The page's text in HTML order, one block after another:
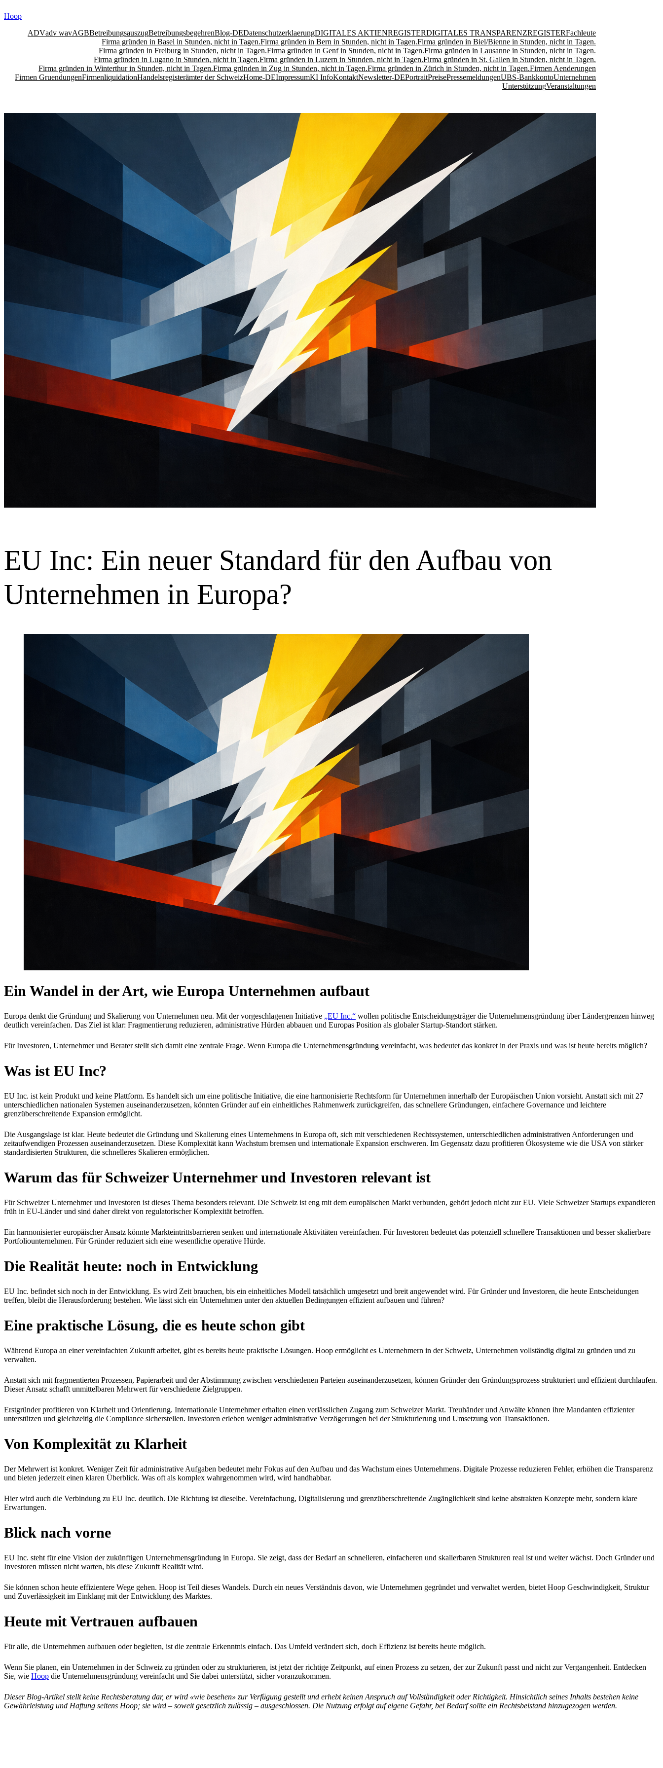
to
Hoop
ADVadv wavAGBBetreibungsauszugBetreibungsbegehrenBlog-DEDatenschutzerklaerungDIGITALES AKTIENREGISTERDIGITALES TRANSPARENZREGISTERFachleute
Firma gründen in Basel in Stunden, nicht in Tagen.Firma gründen in Bern in Stunden, nicht in Tagen.Firma gründen in Biel/Bienne in Stunden, nicht in Tagen.
Firma gründen in Freiburg in Stunden, nicht in Tagen.Firma gründen in Genf in Stunden, nicht in Tagen.Firma gründen in Lausanne in Stunden, nicht in Tagen.
Firma gründen in Lugano in Stunden, nicht in Tagen.Firma gründen in Luzern in Stunden, nicht in Tagen.Firma gründen in St. Gallen in Stunden, nicht in Tagen.
Firma gründen in Winterthur in Stunden, nicht in Tagen.Firma gründen in Zug in Stunden, nicht in Tagen.Firma gründen in Zürich in Stunden, nicht in Tagen.Firmen Aenderungen
Firmen GruendungenFirmenliquidationHandelsregisterämter der SchweizHome-DEImpressumKI InfoKontaktNewsletter-DEPortraitPreisePressemeldungenUBS-BankkontoUnternehmen
UnterstützungVeranstaltungen
EU Inc: Ein neuer Standard für den Aufbau von
Unternehmen in Europa?
Ein Wandel in der Art, wie Europa Unternehmen aufbaut
Europa denkt die Gründung und Skalierung von Unternehmen neu. Mit der vorgeschlagenen Initiative „EU Inc.“ wollen politische Entscheidungsträger die Unternehmensgründung über Ländergrenzen hinweg
deutlich vereinfachen. Das Ziel ist klar: Fragmentierung reduzieren, administrative Hürden abbauen und Europas Position als globaler Startup-Standort stärken.
Für Investoren, Unternehmer und Berater stellt sich damit eine zentrale Frage. Wenn Europa die Unternehmensgründung vereinfacht, was bedeutet das konkret in der Praxis und was ist heute bereits möglich?
Was ist EU Inc?
EU Inc. ist kein Produkt und keine Plattform. Es handelt sich um eine politische Initiative, die eine harmonisierte Rechtsform für Unternehmen innerhalb der Europäischen Union vorsieht. Anstatt sich mit 27
unterschiedlichen nationalen Systemen auseinanderzusetzen, könnten Gründer auf ein einheitliches Rahmenwerk zurückgreifen, das schnellere Gründungen, einfachere Governance und leichtere
grenzüberschreitende Expansion ermöglicht.
Die Ausgangslage ist klar. Heute bedeutet die Gründung und Skalierung eines Unternehmens in Europa oft, sich mit verschiedenen Rechtssystemen, unterschiedlichen administrativen Anforderungen und
zeitaufwendigen Prozessen auseinanderzusetzen. Diese Komplexität kann Wachstum bremsen und internationale Expansion erschweren. Im Gegensatz dazu profitieren Ökosysteme wie die USA von stärker
standardisierten Strukturen, die schnelleres Skalieren ermöglichen.
Warum das für Schweizer Unternehmer und Investoren relevant ist
Für Schweizer Unternehmer und Investoren ist dieses Thema besonders relevant. Die Schweiz ist eng mit dem europäischen Markt verbunden, gehört jedoch nicht zur EU. Viele Schweizer Startups expandieren
früh in EU-Länder und sind daher direkt von regulatorischer Komplexität betroffen.
Ein harmonisierter europäischer Ansatz könnte Markteintrittsbarrieren senken und internationale Aktivitäten vereinfachen. Für Investoren bedeutet das potenziell schnellere Transaktionen und besser skalierbare
Portfoliounternehmen. Für Gründer reduziert sich eine wesentliche operative Hürde.
Die Realität heute: noch in Entwicklung
EU Inc. befindet sich noch in der Entwicklung. Es wird Zeit brauchen, bis ein einheitliches Modell tatsächlich umgesetzt und breit angewendet wird. Für Gründer und Investoren, die heute Entscheidungen
treffen, bleibt die Herausforderung bestehen. Wie lässt sich ein Unternehmen unter den aktuellen Bedingungen effizient aufbauen und führen?
Eine praktische Lösung, die es heute schon gibt
Während Europa an einer vereinfachten Zukunft arbeitet, gibt es bereits heute praktische Lösungen. Hoop ermöglicht es Unternehmern in der Schweiz, Unternehmen vollständig digital zu gründen und zu
verwalten.
Anstatt sich mit fragmentierten Prozessen, Papierarbeit und der Abstimmung zwischen verschiedenen Parteien auseinanderzusetzen, können Gründer den Gründungsprozess strukturiert und effizient durchlaufen.
Dieser Ansatz schafft unmittelbaren Mehrwert für verschiedene Zielgruppen.
Erstgründer profitieren von Klarheit und Orientierung. Internationale Unternehmer erhalten einen verlässlichen Zugang zum Schweizer Markt. Treuhänder und Anwälte können ihre Mandanten effizienter
unterstützen und gleichzeitig die Compliance sicherstellen. Investoren erleben weniger administrative Verzögerungen bei der Strukturierung und Umsetzung von Transaktionen.
Von Komplexität zu Klarheit
Der Mehrwert ist konkret. Weniger Zeit für administrative Aufgaben bedeutet mehr Fokus auf den Aufbau und das Wachstum eines Unternehmens. Digitale Prozesse reduzieren Fehler, erhöhen die Transparenz
und bieten jederzeit einen klaren Überblick. Was oft als komplex wahrgenommen wird, wird handhabbar.
Hier wird auch die Verbindung zu EU Inc. deutlich. Die Richtung ist dieselbe. Vereinfachung, Digitalisierung und grenzüberschreitende Zugänglichkeit sind keine abstrakten Konzepte mehr, sondern klare
Erwartungen.
Blick nach vorne
EU Inc. steht für eine Vision der zukünftigen Unternehmensgründung in Europa. Sie zeigt, dass der Bedarf an schnelleren, einfacheren und skalierbaren Strukturen real ist und weiter wächst. Doch Gründer und
Investoren müssen nicht warten, bis diese Zukunft Realität wird.
Sie können schon heute effizientere Wege gehen. Hoop ist Teil dieses Wandels. Durch ein neues Verständnis davon, wie Unternehmen gegründet und verwaltet werden, bietet Hoop Geschwindigkeit, Struktur
und Zuverlässigkeit im Einklang mit der Entwicklung des Marktes.
Heute mit Vertrauen aufbauen
Für alle, die Unternehmen aufbauen oder begleiten, ist die zentrale Erkenntnis einfach. Das Umfeld verändert sich, doch Effizienz ist bereits heute möglich.
Wenn Sie planen, ein Unternehmen in der Schweiz zu gründen oder zu strukturieren, ist jetzt der richtige Zeitpunkt, auf einen Prozess zu setzen, der zur Zukunft passt und nicht zur Vergangenheit. Entdecken
Sie, wie Hoop die Unternehmensgründung vereinfacht und Sie dabei unterstützt, sicher voranzukommen.
Dieser Blog-Artikel stellt keine Rechtsberatung dar, er wird «wie besehen» zur Verfügung gestellt und erhebt keinen Anspruch auf Vollständigkeit oder Richtigkeit. Hinsichtlich seines Inhalts bestehen keine
Gewährleistung und Haftung seitens Hoop; sie wird – soweit gesetzlich zulässig – ausgeschlossen. Die Nutzung erfolgt auf eigene Gefahr, bei Bedarf sollte ein Rechtsbeistand hinzugezogen werden.